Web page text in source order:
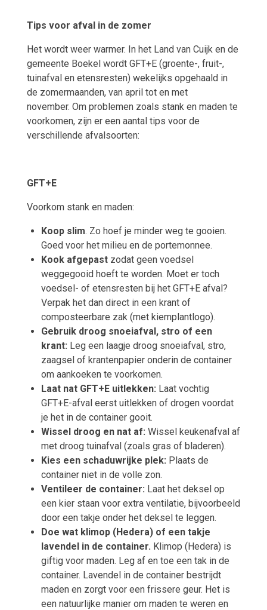
Tips voor afval in de zomer
Het wordt weer warmer. In het Land van Cuijk en de
gemeente Boekel wordt GFT+E (groente-, fruit-,
tuinafval en etensresten) wekelijks opgehaald in
de zomermaanden, van april tot en met
november. Om problemen zoals stank en maden te
voorkomen, zijn er een aantal tips voor de
verschillende afvalsoorten:
GFT+E
Voorkom stank en maden:
Koop slim. Zo hoef je minder weg te gooien.
Goed voor het milieu en de portemonnee.
Kook afgepastzodat geen voedsel
weggegooid hoeft te worden. Moet er toch
voedsel- of etensresten bij het GFT+E afval?
Verpak het dan direct in een krant of
composteerbare zak (met kiemplantlogo).
Gebruik droog snoeiafval, stro of een
krant: Leg een laagje droog snoeiafval, stro,
zaagsel of krantenpapier onderin de container
om aankoeken te voorkomen.
Laat nat GFT+E uitlekken: Laat vochtig
GFT+E-afval eerst uitlekken of drogen voordat
je het in de container gooit.
Wissel droog en nat af: Wissel keukenafval af
met droog tuinafval (zoals gras of bladeren).
Kies een schaduwrijke plek: Plaats de
container niet in de volle zon.
Ventileer de container: Laat het deksel op
een kier staan voor extra ventilatie, bijvoorbeeld
door een takje onder het deksel te leggen.
Doe wat klimop (Hedera) of een takje
lavendel in de container. Klimop (Hedera) is
giftig voor maden. Leg af en toe een tak in de
container. Lavendel in de container bestrijdt
maden en zorgt voor een frissere geur. Het is
een natuurlijke manier om maden te weren en